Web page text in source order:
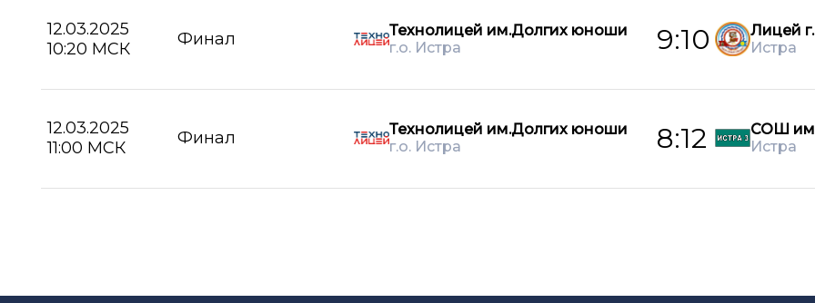
12.03.2025
10:20 МСК
Финал
Технолицей им.Долгих юноши
г.о. Истра
9:10
Лицей
Истра
12.03.2025
11:00 МСК
Финал
Технолицей им.Долгих юноши
г.о. Истра
8:12
СОШ
Истра